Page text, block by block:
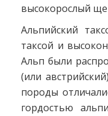
высокорослый
Альпийский
таксой и
Альп были
(или
породы
гордостью